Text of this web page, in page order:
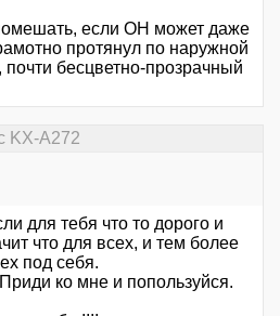
если ОН может даже
протянул по наружной
почти бесцветно-прозрачный
KX-A272
для тебя что то дорого и
что для всех, и тем более
под себя.
ко мне и попользуйся.